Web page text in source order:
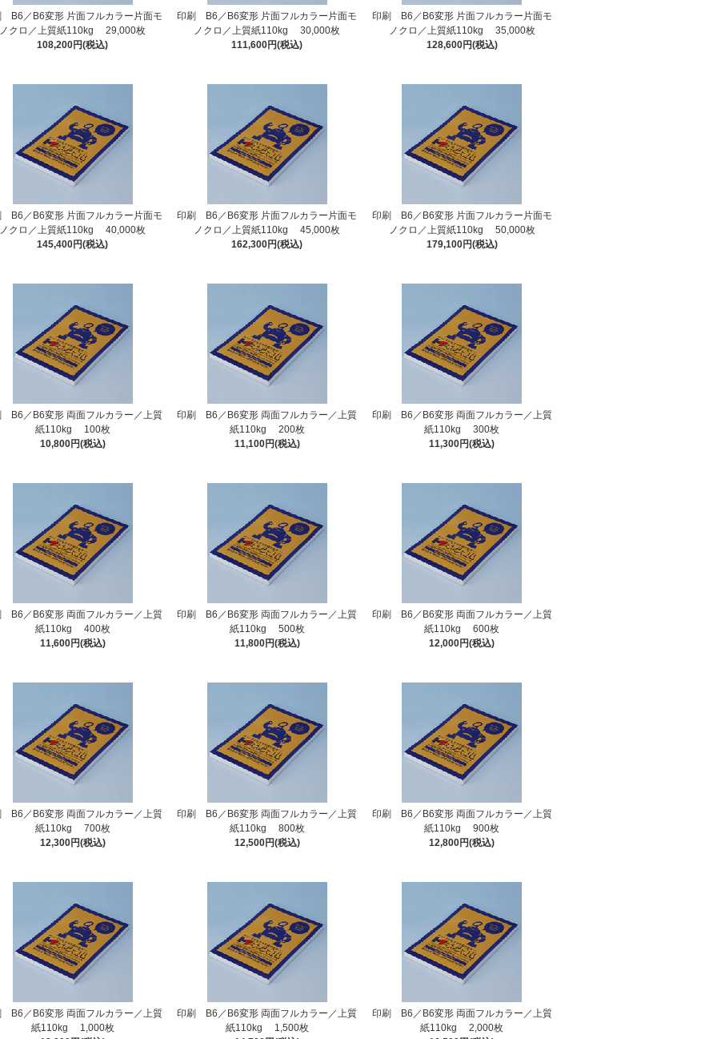
B6／B6変形 片面フルカラー片面モ
ノクロ／上質紙110kg 29,000枚
108,200円(税込)
印刷 B6／B6変形 片面フルカラー片面モ
ノクロ／上質紙110kg 30,000枚
111,600円(税込)
印刷 B6／B6変形 片面フルカラー片面モ
ノクロ／上質紙110kg 35,000枚
128,600円(税込)
B6／B6変形 片面フルカラー片面モ
ノクロ／上質紙110kg 40,000枚
145,400円(税込)
印刷 B6／B6変形 片面フルカラー片面モ
ノクロ／上質紙110kg 45,000枚
162,300円(税込)
印刷 B6／B6変形 片面フルカラー片面モ
ノクロ／上質紙110kg 50,000枚
179,100円(税込)
B6／B6変形 両面フルカラー／上質
紙110kg 100枚
10,800円(税込)
印刷 B6／B6変形 両面フルカラー／上質
紙110kg 200枚
11,100円(税込)
印刷 B6／B6変形 両面フルカラー／上質
紙110kg 300枚
11,300円(税込)
B6／B6変形 両面フルカラー／上質
紙110kg 400枚
11,600円(税込)
印刷 B6／B6変形 両面フルカラー／上質
紙110kg 500枚
11,800円(税込)
印刷 B6／B6変形 両面フルカラー／上質
紙110kg 600枚
12,000円(税込)
B6／B6変形 両面フルカラー／上質
紙110kg 700枚
12,300円(税込)
印刷 B6／B6変形 両面フルカラー／上質
紙110kg 800枚
12,500円(税込)
印刷 B6／B6変形 両面フルカラー／上質
紙110kg 900枚
12,800円(税込)
B6／B6変形 両面フルカラー／上質
紙110kg 1,000枚
印刷 B6／B6変形 両面フルカラー／上質
紙110kg 1,500枚
印刷 B6／B6変形 両面フルカラー／上質
紙110kg 2,000枚